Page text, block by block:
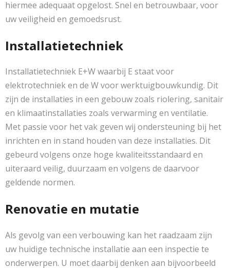
hiermee adequaat opgelost. Snel en betrouwbaar, voor
uw veiligheid en gemoedsrust.
Installatietechniek
Installatietechniek E+W waarbij E staat voor
elektrotechniek en de W voor werktuigbouwkundig. Dit
zijn de installaties in een gebouw zoals riolering, sanitair
en klimaatinstallaties zoals verwarming en ventilatie.
Met passie voor het vak geven wij ondersteuning bij het
inrichten en in stand houden van deze installaties. Dit
gebeurd volgens onze hoge kwaliteitsstandaard en
uiteraard veilig, duurzaam en volgens de daarvoor
geldende normen.
Renovatie en mutatie
Als gevolg van een verbouwing kan het raadzaam zijn
uw huidige technische installatie aan een inspectie te
onderwerpen. U moet daarbij denken aan bijvoorbeeld